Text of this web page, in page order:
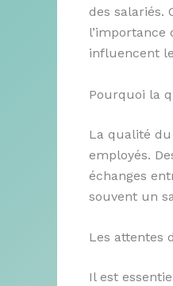
des salariés.
l’importance
influencent
Pourquoi la
La qualité du
employés.
échanges
souvent un
Les attentes
Il est